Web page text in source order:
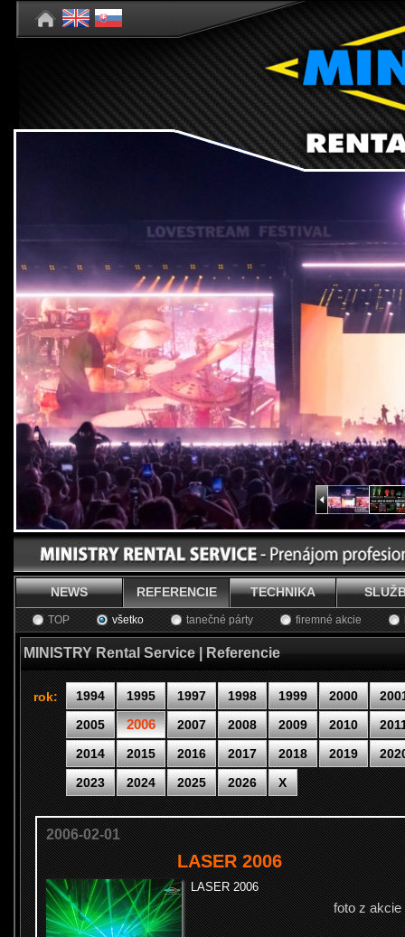
NEWS REFERENCIE TECHNIKA
TOP všetko tanečné párty firemné akcie
MINISTRY Rental Service | Referencie
rok: 1994 1995 1997 1998 1999 2000
2005
2006 2007 2008 2009 2010
2014
2015 2016 2017 2018 2019
2023
2024 2025 2026 X
2006-02-01
LASER 2006
LASER 2006
foto z akcie